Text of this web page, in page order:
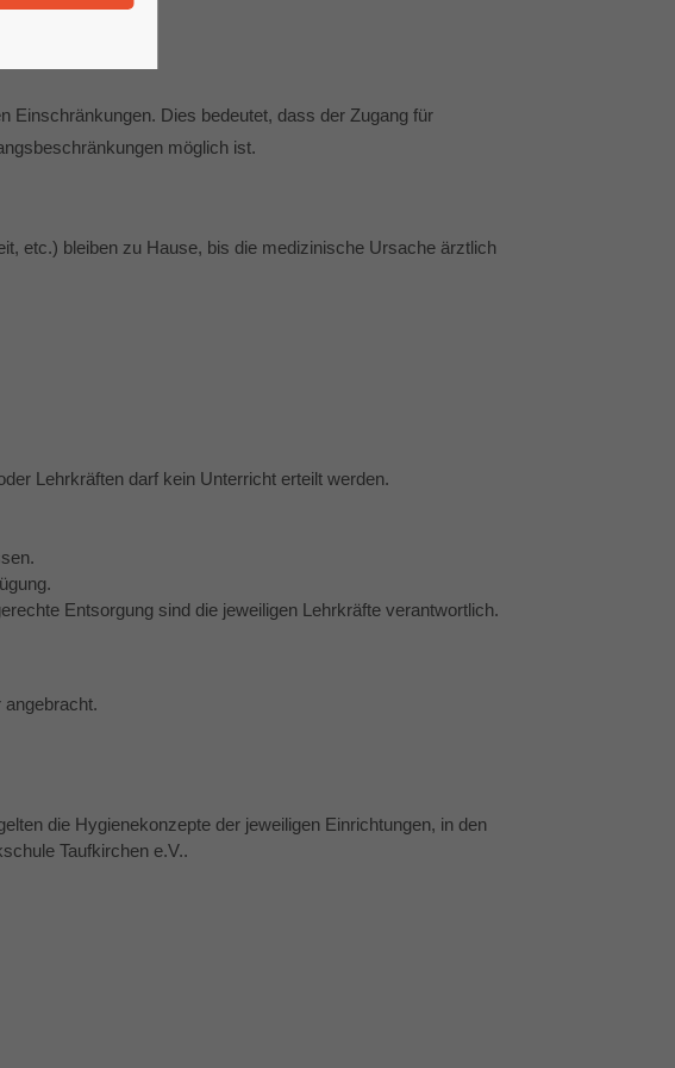
Einschränkungen. Dies bedeutet, dass der Zugang für
möglich ist.
etc.) bleiben zu Hause, bis die medizinische Ursache ärztlich
Lehrkräften darf kein Unterricht erteilt werden.
Entsorgung sind die jeweiligen Lehrkräfte verantwortlich.
die Hygienekonzepte der jeweiligen Einrichtungen, in den
Taufkirchen e.V..